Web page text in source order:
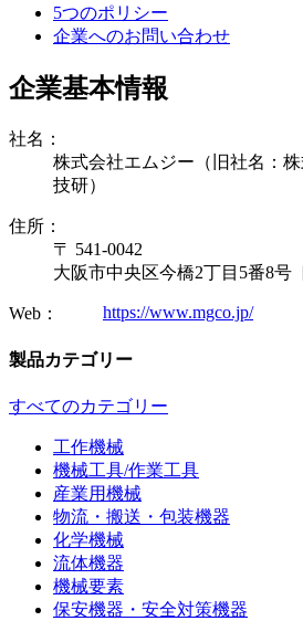
5つのポリシー
企業へのお問い合わせ
企業基本情報
社名：
株式会社エムジー（旧社名：
技研）
住所：
〒 541-0042
大阪市中央区今橋2丁目5番8号
Web： https://www.mgco.jp/
製品カテゴリー
すべてのカテゴリー
工作機械
機械工具/作業工具
産業用機械
物流・搬送・包装機器
化学機械
流体機器
機械要素
保安機器・安全対策機器